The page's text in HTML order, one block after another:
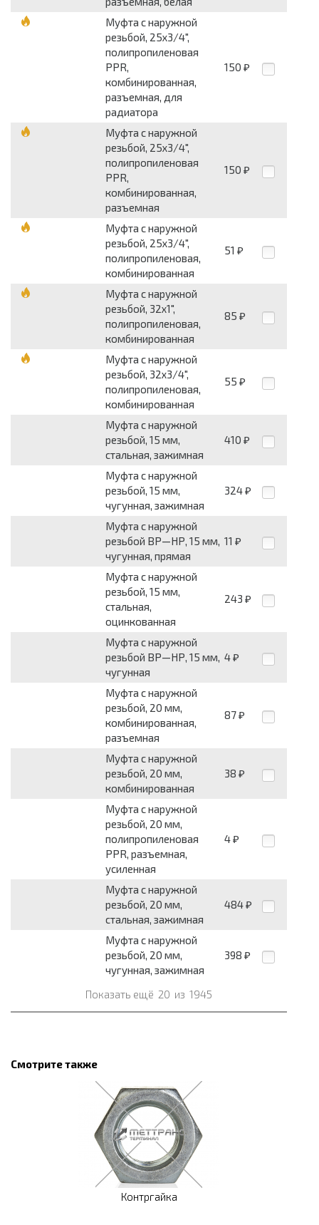
Муфта с наружной
резьбой, 25x3/4",
полипропиленовая
PPR,
комбинированная,
разъемная, для
радиатора
150 ₽
Муфта с наружной
резьбой, 25x3/4",
полипропиленовая
PPR,
комбинированная,
разъемная
150 ₽
Муфта с наружной
резьбой, 25x3/4",
полипропиленовая,
комбинированная
51 ₽
Муфта с наружной
резьбой, 32x1",
полипропиленовая,
комбинированная
85 ₽
Муфта с наружной
резьбой, 32x3/4",
полипропиленовая,
комбинированная
55 ₽
Муфта с наружной
резьбой, 15 мм,
стальная, зажимная
410 ₽
Муфта с наружной
резьбой, 15 мм,
чугунная, зажимная
324 ₽
Муфта с наружной
резьбой ВР—НР, 15 мм,
чугунная, прямая
11 ₽
Муфта с наружной
резьбой, 15 мм,
стальная,
оцинкованная
243 ₽
Муфта с наружной
резьбой ВР—НР, 15 мм,
чугунная
4 ₽
Муфта с наружной
резьбой, 20 мм,
комбинированная,
разъемная
87 ₽
Муфта с наружной
резьбой, 20 мм,
комбинированная
38 ₽
Муфта с наружной
резьбой, 20 мм,
полипропиленовая
PPR, разъемная,
усиленная
4 ₽
Муфта с наружной
резьбой, 20 мм,
стальная, зажимная
484 ₽
Муфта с наружной
резьбой, 20 мм,
чугунная, зажимная
398 ₽
Показать ещё 20 из 1945
Смотрите также
Контргайка